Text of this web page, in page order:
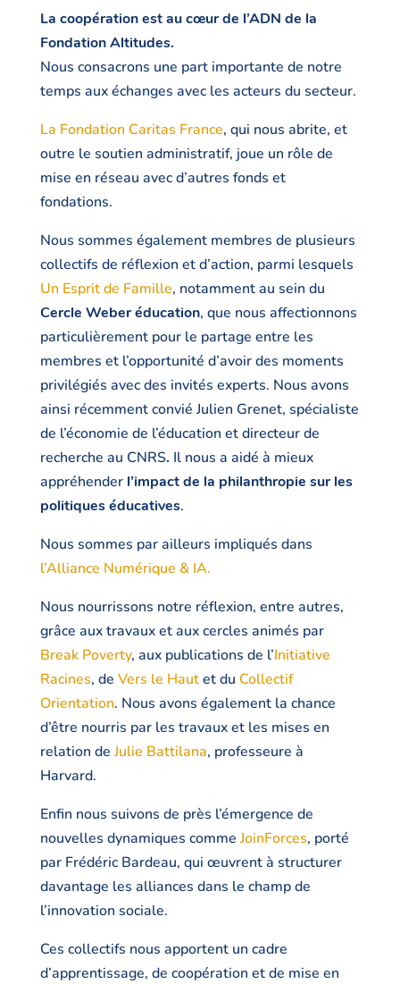
La coopération est au cœur de l’ADN de la
Fondation Altitudes.
Nous consacrons une part importante de notre
temps aux échanges avec les acteurs du secteur.
La Fondation Caritas France, qui nous abrite, et
outre le soutien administratif, joue un rôle de
mise en réseau avec d’autres fonds et
fondations.
Nous sommes également membres de plusieurs
collectifs de réflexion et d’action, parmi lesquels
Un Esprit de Famille, notamment au sein du
Cercle Weber éducation, que nous affectionnons
particulièrement pour le partage entre les
membres et l’opportunité d’avoir des moments
privilégiés avec des invités experts. Nous avons
ainsi récemment convié Julien Grenet, spécialiste
de l’économie de l’éducation et directeur de
recherche au CNRS. Il nous a aidé à mieux
appréhender l’impact de la philanthropie sur les
politiques éducatives.
Nous sommes par ailleurs impliqués dans
l’Alliance Numérique & IA.
Nous nourrissons notre réflexion, entre autres,
grâce aux travaux et aux cercles animés par
Break Poverty, aux publications de l’Initiative
Racines, de Vers le Hautet du Collectif
Orientation. Nous avons également la chance
d’être nourris par les travaux et les mises en
relation deJulie Battilana, professeure à
Harvard.
Enfin nous suivons de près l’émergence de
nouvelles dynamiques commeJoinForces, porté
par Frédéric Bardeau, qui œuvrent à structurer
davantage les alliances dans le champ de
l’innovation sociale.
Ces collectifs nous apportent un cadre
d’apprentissage, de coopération et de mise en